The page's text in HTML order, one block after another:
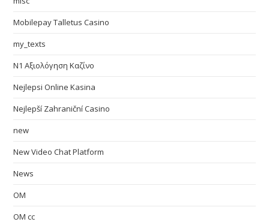
Mobilepay Talletus Casino
my_texts
N1 Αξιολόγηση Καζίνο
Nejlepsi Online Kasina
Nejlepší Zahraniční Casino
new
New Video Chat Platform
News
OM
OM cc